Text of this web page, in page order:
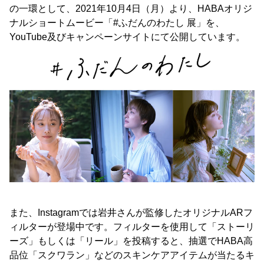
の一環として、2021年10月4日（月）より、HABAオリジ
ナルショートムービー「#ふだんのわたし 展」を、
YouTube及びキャンペーンサイトにて公開しています。
また、Instagramでは岩井さんが監修したオリジナルARフ
ィルターが登場中です。フィルターを使用して「ストーリ
ーズ」もしくは「リール」を投稿すると、抽選でHABA高
品位「スクワラン」などのスキンケアアイテムが当たるキ